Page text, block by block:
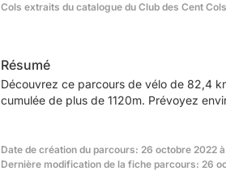
Cols extraits du catalogue du Club des Cent Cols
Résumé
Découvrez ce parcours de vélo de 82,4
cumulée de plus de 1120m. Prévoyez
Date de création du parcours: 26 octobre 2022
Dernière modification de la fiche parcours: 26